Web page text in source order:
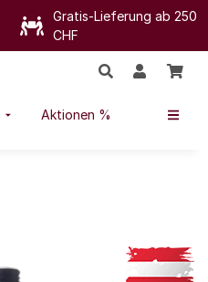
Gratis-Lieferung ab 250
CHF
Aktionen %